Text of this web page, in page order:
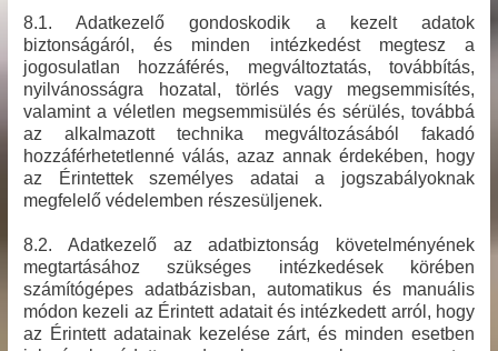
8.1. Adatkezelő gondoskodik a kezelt adatok
biztonságáról, és minden intézkedést megtesz a
jogosulatlan hozzáférés, megváltoztatás, továbbítás,
nyilvánosságra hozatal, törlés vagy megsemmisítés,
valamint a véletlen megsemmisülés és sérülés, továbbá
az alkalmazott technika megváltozásából fakadó
hozzáférhetetlenné válás, azaz annak érdekében, hogy
az Érintettek személyes adatai a jogszabályoknak
megfelelő védelemben részesüljenek.
8.2. Adatkezelő az adatbiztonság követelményének
megtartásához szükséges intézkedések körében
számítógépes adatbázisban, automatikus és manuális
módon kezeli az Érintett adatait és intézkedett arról, hogy
az Érintett adatainak kezelése zárt, és minden esetben